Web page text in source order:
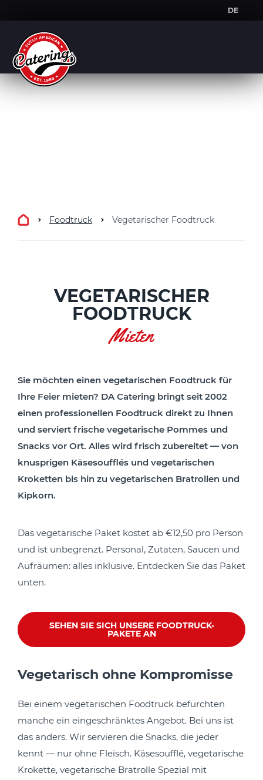
DE
Foodtruck Vegetarischer Foodtruck
VEGETARISCHER
FOODTRUCK
Mieten
Sie möchten einen vegetarischen Foodtruck für
Ihre Feier mieten? DA Catering bringt seit 2002
einen professionellen Foodtruck direkt zu Ihnen
und serviert frische vegetarische Pommes und
Snacks vor Ort. Alles wird frisch zubereitet — von
knusprigen Käsesoufflés und vegetarischen
Kroketten bis hin zu vegetarischen Bratrollen und
Kipkorn.
Das vegetarische Paket kostet ab €12,50 pro Person
und ist unbegrenzt. Personal, Zutaten, Saucen und
Aufräumen: alles inklusive. Entdecken Sie das Paket
unten.
SEHEN SIE SICH UNSERE FOODTRUCK-
PAKETE AN
Vegetarisch ohne Kompromisse
Bei einem vegetarischen Foodtruck befürchten
manche ein eingeschränktes Angebot. Bei uns ist
das anders. Wir servieren die Snacks, die jeder
kennt — nur ohne Fleisch. Käsesoufflé, vegetarische
Krokette, vegetarische Bratrolle Spezial mit